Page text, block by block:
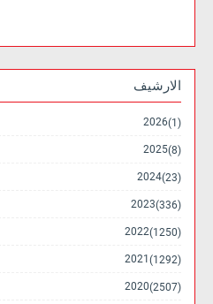
الارشيف
2026 (1)
2025 (8)
2024 (23)
2023 (336)
2022 (1250)
2021 (1292)
2020 (2507)